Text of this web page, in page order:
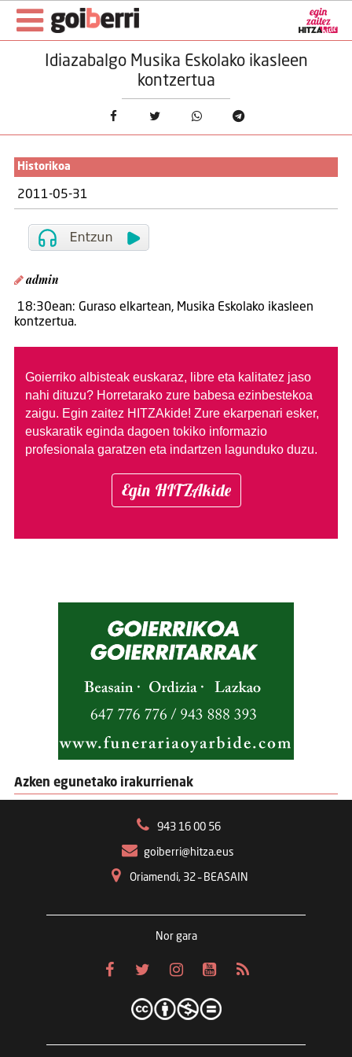
Idiazabalgo Musika Eskolako ikasleen
kontzertua
Historikoa
2011-05-31
admin
18:30ean: Guraso elkartean, Musika Eskolako ikasleen
kontzertua.
Goierriko albisteak euskaraz, libre eta kalitatez jaso
nahi dituzu? Horretarako zure babesa ezinbestekoa
zaigu. Egin zaitez HITZAkide! Zure ekarpenari esker,
euskaratik eginda dagoen tokiko informazio
profesionala garatzen eta indartzen lagunduko duzu.
Egin HITZAkide
Azken egunetako irakurrienak
943 16 00 56
goiberri@hitza.eus
Oriamendi, 32 – BEASAIN
Nor gara